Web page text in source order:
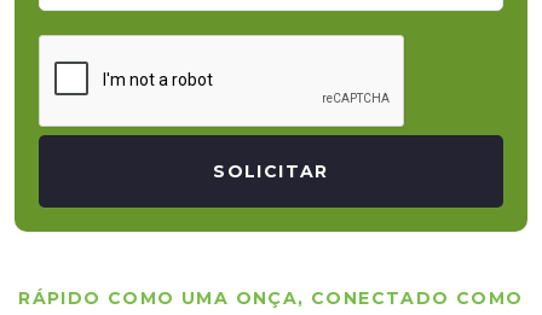
SOLICITAR
RÁPIDO COMO UMA ONÇA, CONECTADO COMO